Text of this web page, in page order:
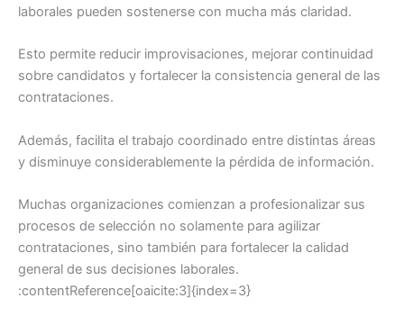
laborales pueden sostenerse con mucha más claridad.
Esto permite reducir improvisaciones, mejorar continuidad
sobre candidatos y fortalecer la consistencia general de las
contrataciones.
Además, facilita el trabajo coordinado entre distintas áreas
y disminuye considerablemente la pérdida de información.
Muchas organizaciones comienzan a profesionalizar sus
procesos de selección no solamente para agilizar
contrataciones, sino también para fortalecer la calidad
general de sus decisiones laborales.
:contentReference[oaicite:3]{index=3}